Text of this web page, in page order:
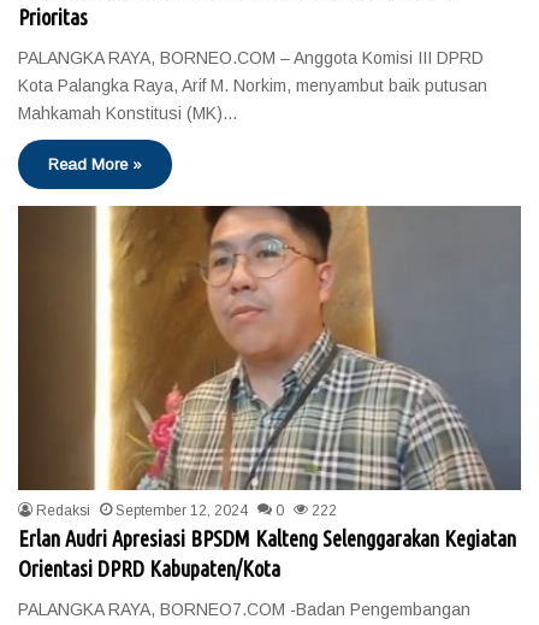
Prioritas
PALANGKA RAYA, BORNEO.COM – Anggota Komisi III DPRD
Kota Palangka Raya, Arif M. Norkim, menyambut baik putusan
Mahkamah Konstitusi (MK)…
Read More »
Redaksi September 12, 2024 0 222
Erlan Audri Apresiasi BPSDM Kalteng Selenggarakan Kegiatan
Orientasi DPRD Kabupaten/Kota
PALANGKA RAYA, BORNEO7.COM -Badan Pengembangan